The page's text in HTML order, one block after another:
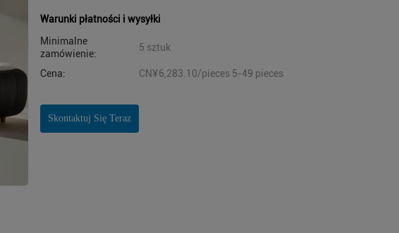
Warunki płatności i wysyłki
Minimalne
zamówienie:
5 sztuk
Cena: CN¥6,283.10/pieces 5-49 pieces
Skontaktuj Się Teraz